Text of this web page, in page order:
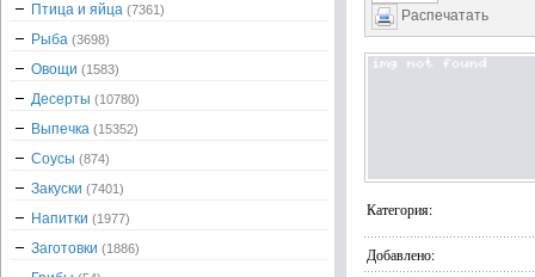
Распечатать
Категория:
Добавлено:
Птица и яйца (7361)
Рыба (3698)
Овощи (1583)
Десерты (10780)
Выпечка (15352)
Соусы (874)
Закуски (7401)
Напитки (1977)
Заготовки (1886)